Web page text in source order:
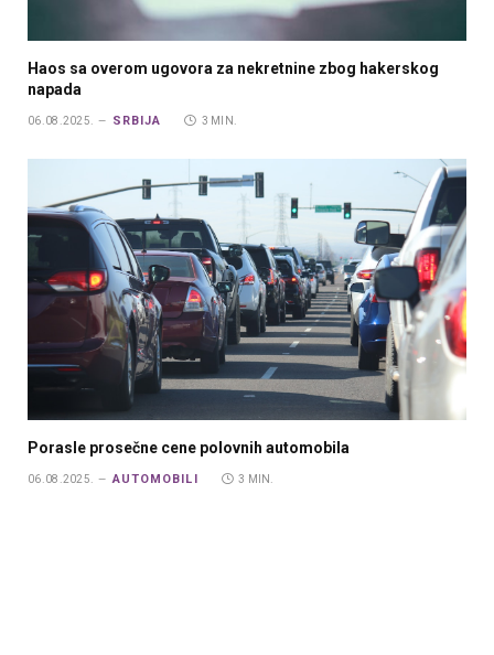
Haos sa overom ugovora za nekretnine zbog hakerskog
napada
06.08.2025. SRBIJA 3 MIN.
Porasle prosečne cene polovnih automobila
06.08.2025. AUTOMOBILI 3 MIN.